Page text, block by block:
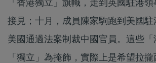
「香港獨立」旗幟，走到英國駐港
接見；十月，成員陳家駒跑到美國
美國通過法案制裁中國官員。這些
「獨立」為掩飾，實際上是希望拉